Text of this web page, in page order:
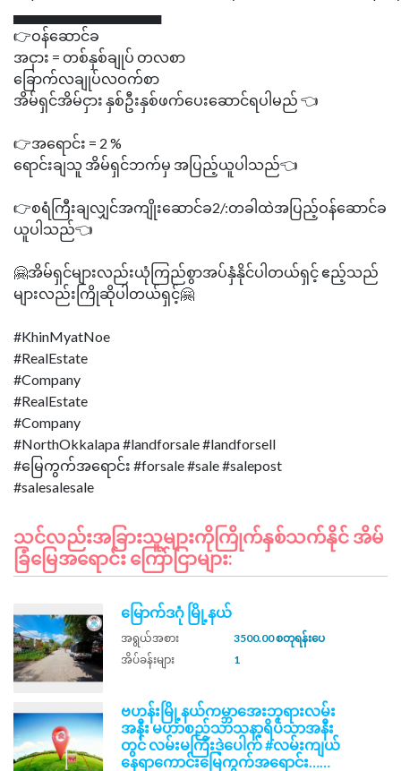
▄▄▄▄▄▄▄▄▄▄▄▄▄▄▄
👉ဝန်ဆောင်ခ
အငှား = တစ်နှစ်ချုပ် တလစာ
ခြောက်လချုပ်လဝက်စာ
အိမ်ရှင်အိမ်ငှား နှစ်ဦးနှစ်ဖက်ပေးဆောင်ရပါမည် 👈
👉အရောင်း = 2 %
ရောင်းချသူ အိမ်ရှင်ဘက်မှ အပြည့်ယူပါသည်👈
👉စရံကြီးချလျှင်အကျိုးဆောင်ခ2/:တခါထဲအပြည့်ဝန်ဆောင်ခ
ယူပါသည်👈
🤗အိမ်ရှင်များလည်းယုံကြည်စွာအပ်နှံနိုင်ပါတယ်ရှင့် ဧည့်သည်
များလည်းကြိုဆိုပါတယ်ရှင့်🤗
#KhinMyatNoe
#RealEstate
#Company
#RealEstate
#Company
#NorthOkkalapa #landforsale #landforsell
#မြေကွက်အရောင်း #forsale #sale #salepost
သင်လည်းအခြားသူများကိုကြိုက်နှစ်သက်နိုင် အိမ်
ခြံမြေအရောင်း ကြော်ငြာများ:
မြောက်ဒဂုံ မြို့နယ်
အရွယ်အစား
3500.00 စတုရန်းပေ
အိပ်ခန်းများ
1
ဗဟန်းမြို့နယ်ကမ္ဘာအေးဘုရားလမ်း
အနီး မဟာစည်သာသနာ့ရိပ်သာအနီး
တွင် လမ်းမကြီးဒဲ့ပေါက် #လမ်းကျယ်
နေရာကောင်းမြေကွက်အရောင်း……